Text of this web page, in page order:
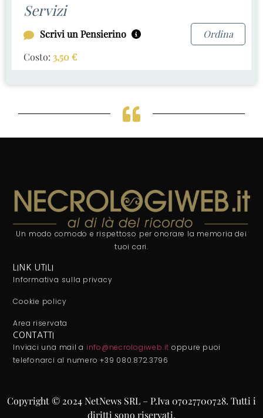
Servizi
Scrivi un Pensierino
Ordina
Costo: 3,50€
Un modo comodo e rispettoso per onorare la memoria dei
tuoi cari.
LINK UTILI
Informativa sulla privacy
Cookie policy
Area riservata
CONTATTI
Inviaci una mail a info@necrologiweb.it oppure puoi
telefonarci al numero +39 080.872.3796
Copyright © 2024 NetNews SRL – P.Iva 07027700728. Tutti i
diritti sono riservati.